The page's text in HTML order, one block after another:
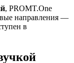
, PROMT.One
направления —
в